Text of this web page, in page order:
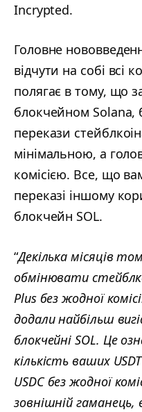
Incrypted.
Головне
відчути на собі всі
полягає в тому, що
блокчейном Solana,
перекази
мінімальною, а
комісією. Все, що
переказі іншому
блокчейн SOL.
“Декілька місяців
обмінювати
Plus без жодної
додали найбільш
блокчейні SOL. Це
кількість ваших
USDC без жодної
зовнішній гаманець,